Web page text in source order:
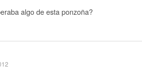
algo de esta ponzoña?